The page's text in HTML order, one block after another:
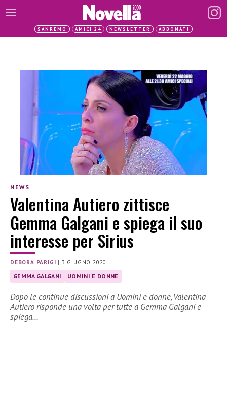
SANREMO AMICI 24 NEWSLETTER ABBONATI
NEWS
Valentina Autiero zittisce
Gemma Galgani e spiega il suo
interesse per Sirius
DEBORA PARIGI | 3 GIUGNO 2020
GEMMA GALGANI UOMINI E DONNE
Dopo le continue discussioni a Uomini e donne, Valentina
Autiero risponde una volta per tutte a Gemma Galgani e
spiega…